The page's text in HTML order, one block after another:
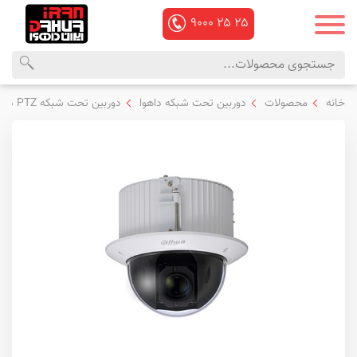
۹۰۰۰ ۲۵ ۲۵
محصولات
منوی
اصلی
خانه محصولات دوربین تحت شبکه داهوا دوربین تحت شبکه PTZ داهوا